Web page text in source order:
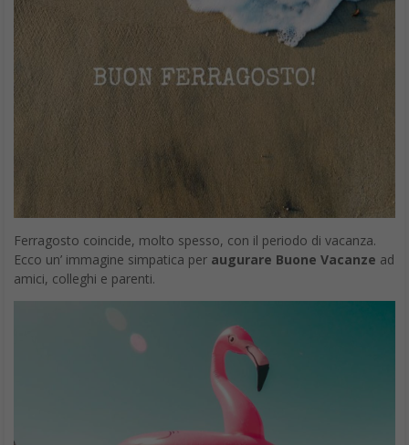
Ferragosto coincide, molto spesso, con il periodo di vacanza.
Ecco un’ immagine simpatica per augurare Buone Vacanze ad
amici, colleghi e parenti.